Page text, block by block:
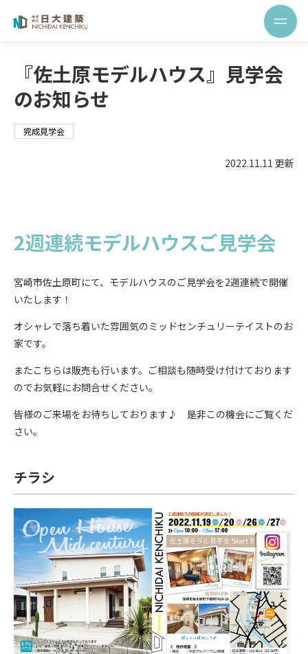
『佐土原モデルハウス』見学会
のお知らせ
完成見学会
2022.11.11 更新
2週連続モデルハウスご見学会
宮崎市佐土原町にて、モデルハウスのご見学会を2週連続で開催
いたします！
オシャレで落ち着いた雰囲気のミッドセンチュリーテイストのお
家です。
またこちらは販売も行います。ご相談も随時受け付けております
のでお気軽にお問合せください。
皆様のご来場をお待ちしております♪ 是非この機会にご覧くだ
さい。
チラシ